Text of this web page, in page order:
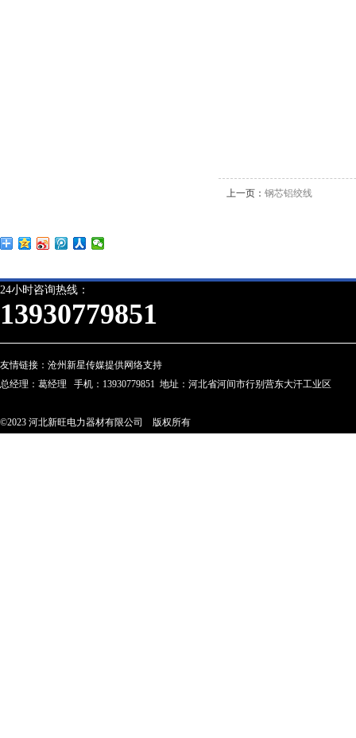
上一页： 钢芯铝绞线
24小时咨询热线：
13930779851
友情链接： 沧州新星传媒提供网络支持
总经理：葛经理 手机：13930779851 地址：河北省河间市行别营东大汗工业区
©2023 河北新旺电力器材有限公司 版权所有